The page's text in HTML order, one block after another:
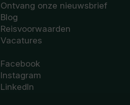
Ontvang onze nieuwsbrief
Blog
Reisvoorwaarden
Vacatures
Facebook
Instagram
LinkedIn